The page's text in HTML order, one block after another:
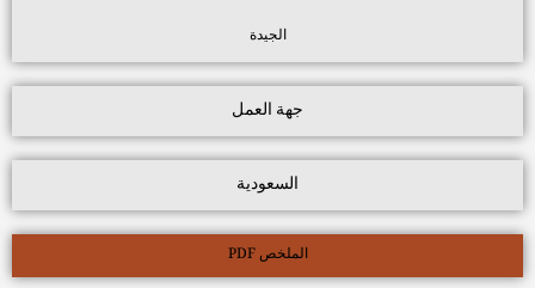
الجيدة
جهة العمل
السعودية
الملخص PDF